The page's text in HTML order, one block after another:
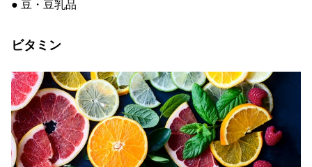
● 豆・豆乳品
ビタミン